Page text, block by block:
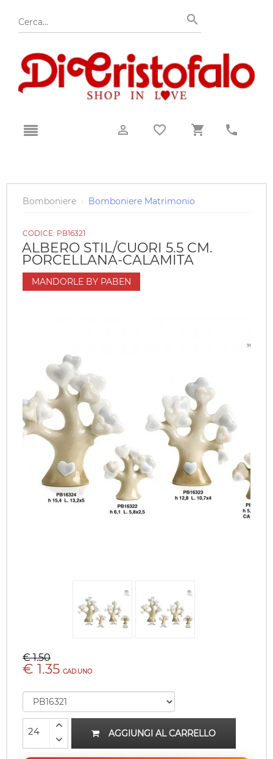
Bomboniere › Bomboniere Matrimonio
CODICE: PB16321
ALBERO STIL/CUORI 5.5 CM.
PORCELLANA-CALAMITA
MANDORLE BY PABEN
€ 1.50
€ 1.35 CAD.UNO
AGGIUNGI AL CARRELLO